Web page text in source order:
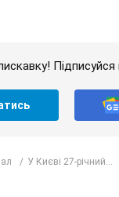
У Києві 27-річний...